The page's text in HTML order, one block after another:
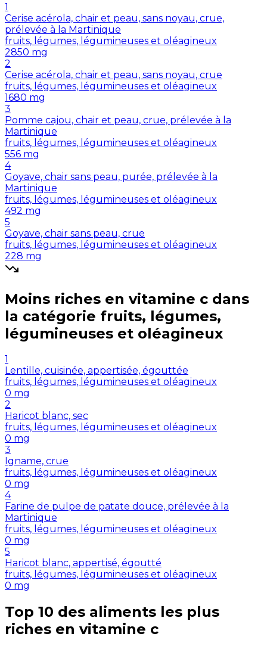
1
Cerise acérola, chair et peau, sans noyau, crue,
prélevée à la Martinique
fruits, légumes, légumineuses et oléagineux
2850 mg
2
Cerise acérola, chair et peau, sans noyau, crue
fruits, légumes, légumineuses et oléagineux
1680 mg
3
Pomme cajou, chair et peau, crue, prélevée à la
Martinique
fruits, légumes, légumineuses et oléagineux
556 mg
4
Goyave, chair sans peau, purée, prélevée à la
Martinique
fruits, légumes, légumineuses et oléagineux
492 mg
5
Goyave, chair sans peau, crue
fruits, légumes, légumineuses et oléagineux
228 mg
Moins riches en vitamine c dans
la catégorie fruits, légumes,
légumineuses et oléagineux
1
Lentille, cuisinée, appertisée, égouttée
fruits, légumes, légumineuses et oléagineux
0 mg
2
Haricot blanc, sec
fruits, légumes, légumineuses et oléagineux
0 mg
3
Igname, crue
fruits, légumes, légumineuses et oléagineux
0 mg
4
Farine de pulpe de patate douce, prélevée à la
Martinique
fruits, légumes, légumineuses et oléagineux
0 mg
5
Haricot blanc, appertisé, égoutté
fruits, légumes, légumineuses et oléagineux
0 mg
Top 10 des aliments les plus
riches en vitamine c